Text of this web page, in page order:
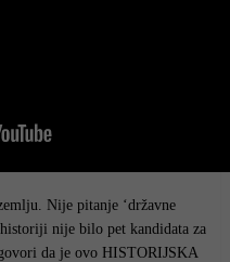
Nije pitanje ‘državne
nije bilo pet kandidata za
da je ovo HISTORIJSKA